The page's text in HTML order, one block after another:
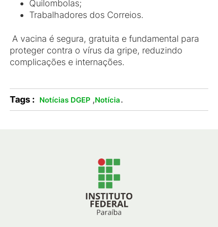
Quilombolas;
Trabalhadores dos Correios.
A vacina é segura, gratuita e fundamental para
proteger contra o vírus da gripe, reduzindo
complicações e internações.
Tags : Notícias DGEP ,Notícia.